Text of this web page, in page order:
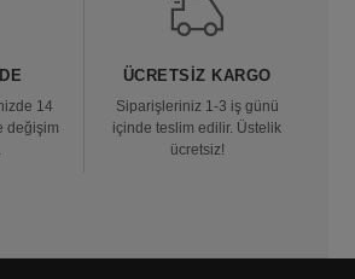
14
değişim
ÜCRETSIZ KARGO
Siparişleriniz 1-3 iş günü
içinde teslim edilir. Üstelik
ücretsiz!